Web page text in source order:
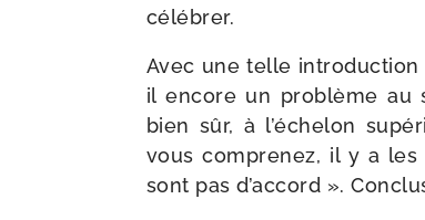
célébrer.
Avec une telle
il encore un pro­blème au
bien sûr, à l’é­che­lon
vous com­pre­nez, il y a
sont pas d’ac­cord ».